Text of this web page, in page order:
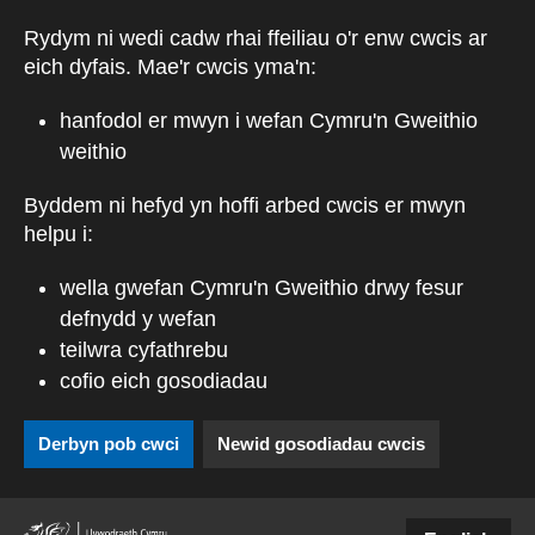
Rydym ni wedi cadw rhai ffeiliau o'r enw cwcis ar
eich dyfais. Mae'r cwcis yma'n:
hanfodol er mwyn i wefan Cymru'n Gweithio
weithio
Byddem ni hefyd yn hoffi arbed cwcis er mwyn
helpu i:
wella gwefan Cymru'n Gweithio drwy fesur
defnydd y wefan
teilwra cyfathrebu
cofio eich gosodiadau
Derbyn pob cwci Newid gosodiadau cwcis